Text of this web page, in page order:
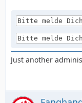
Bitte melde
Bitte melde
Just another